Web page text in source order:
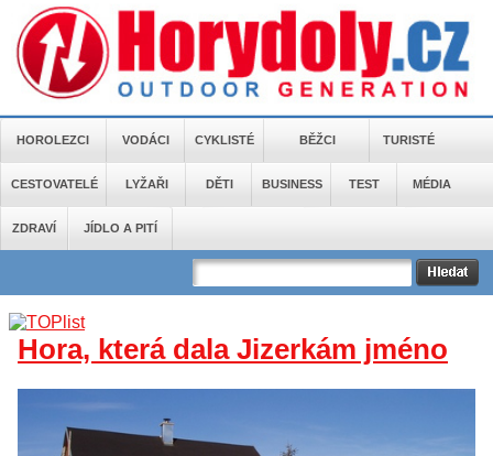
HOROLEZCI VODÁCI CYKLISTÉ BĚŽCI TURISTÉ
CESTOVATELÉ LYŽAŘI DĚTI BUSINESS TEST MÉDIA
ZDRAVÍ JÍDLO A PITÍ
Hora, která dala Jizerkám jméno